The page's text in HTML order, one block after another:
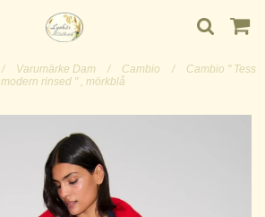
/ Varumärke Dam / Cambio /
Cambio " Tess
modern rinsed " , mörkblå